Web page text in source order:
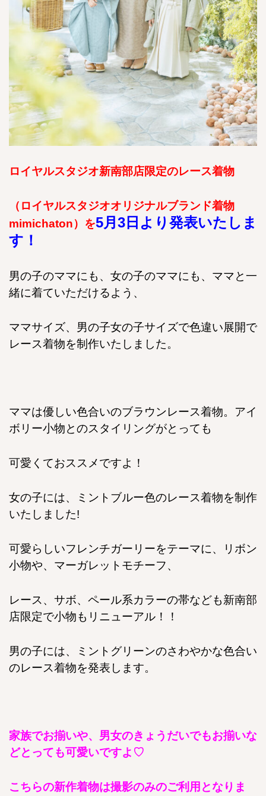
ロイヤルスタジオ新南部店限定のレース着物
（ロイヤルスタジオオリジナルブランド着物
mimichaton）を5月3日より発表いたしま
す！
男の子のママにも、女の子のママにも、ママと一
緒に着ていただけるよう、
ママサイズ、男の子女の子サイズで色違い展開で
レース着物を制作いたしました。
ママは優しい色合いのブラウンレース着物。アイ
ボリー小物とのスタイリングがとっても
可愛くておススメですよ！
女の子には、ミントブルー色のレース着物を制作
いたしました!
可愛らしいフレンチガーリーをテーマに、リボン
小物や、マーガレットモチーフ、
レース、サボ、ペール系カラーの帯なども新南部
店限定で小物もリニューアル！！
男の子には、ミントグリーンのさわやかな色合い
のレース着物を発表します。
家族でお揃いや、男女のきょうだいでもお揃いな
どとっても可愛いですよ♡
こちらの新作着物は撮影のみのご利用となりま